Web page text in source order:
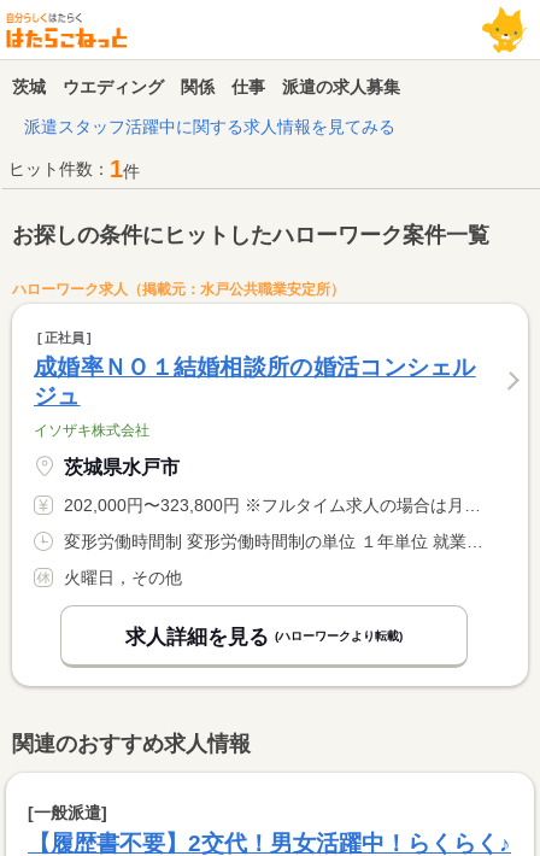
茨城 ウエディング 関係 仕事 派遣の求人募集
派遣スタッフ活躍中に関する求人情報を見てみる
ヒット件数： 1件
お探しの条件にヒットしたハローワーク案件一覧
ハローワーク求人（掲載元：水戸公共職業安定所）
正社員
成婚率ＮＯ１結婚相談所の婚活コンシェル
ジュ
イソザキ株式会社
茨城県水戸市
202,000円〜323,800円 ※フルタイム求人の場合は月額（換算額）、パート求人の場合は時間額を表示しています。
火曜日，その他
求人詳細を見る (ハローワークより転載)
関連のおすすめ求人情報
[一般派遣]
【履歴書不要】2交代！男女活躍中！らくらく♪